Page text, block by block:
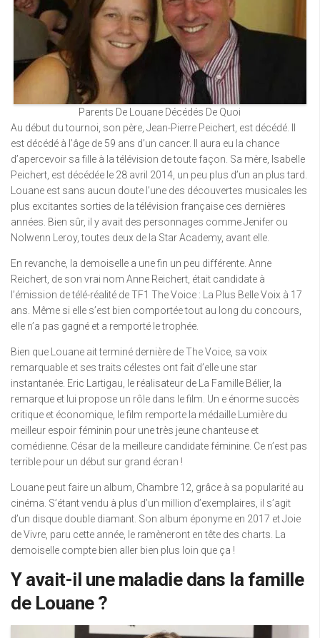
Parents De Louane Décédés De Quoi
Au début du tournoi, son père, Jean-Pierre Peichert, est décédé. Il
est décédé à l’âge de 59 ans d’un cancer. Il aura eu la chance
d’apercevoir sa fille à la télévision de toute façon. Sa mère, Isabelle
Peichert, est décédée le 28 avril 2014, un peu plus d’un an plus tard.
Louane est sans aucun doute l’une des découvertes musicales les
plus excitantes sorties de la télévision française ces dernières
années. Bien sûr, il y avait des personnages comme Jenifer ou
Nolwenn Leroy, toutes deux de la Star Academy, avant elle.
En revanche, la demoiselle a une fin un peu différente. Anne
Reichert, de son vrai nom Anne Reichert, était candidate à
l’émission de télé-réalité de TF1 The Voice : La Plus Belle Voix à 17
ans. Même si elle s’est bien comportée tout au long du concours,
elle n’a pas gagné et a remporté le trophée.
Bien que Louane ait terminé dernière de The Voice, sa voix
remarquable et ses traits célestes ont fait d’elle une star
instantanée. Eric Lartigau, le réalisateur de La Famille Bélier, la
remarque et lui propose un rôle dans le film. Un e énorme succès
critique et économique, le film remporte la médaille Lumière du
meilleur espoir féminin pour une très jeune chanteuse et
comédienne. César de la meilleure candidate féminine. Ce n’est pas
terrible pour un début sur grand écran !
Louane peut faire un album, Chambre 12, grâce à sa popularité au
cinéma. S’étant vendu à plus d’un million d’exemplaires, il s’agit
d’un disque double diamant. Son album éponyme en 2017 et Joie
de Vivre, paru cette année, le ramèneront en tête des charts. La
demoiselle compte bien aller bien plus loin que ça !
Y avait-il une maladie dans la famille
de Louane ?